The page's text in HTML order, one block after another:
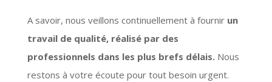
A savoir, nous veillons continuellement à fournir un
travail de qualité, réalisé par des
professionnels dans les plus brefs délais. Nous
restons à votre écoute pour tout besoin urgent.